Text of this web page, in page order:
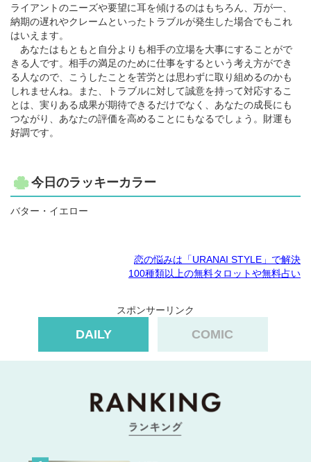
ライアントのニーズや要望に耳を傾けるのはもちろん、万が一、
納期の遅れやクレームといったトラブルが発生した場合でもこれ
はいえます。
あなたはもともと自分よりも相手の立場を大事にすることがで
きる人です。相手の満足のために仕事をするという考え方ができ
る人なので、こうしたことを苦労とは思わずに取り組めるのかも
しれませんね。また、トラブルに対して誠意を持って対応するこ
とは、実りある成果が期待できるだけでなく、あなたの成長にも
つながり、あなたの評価を高めることにもなるでしょう。財運も
好調です。
今日のラッキーカラー
バター・イエロー
恋の悩みは「URANAI STYLE」で解決
100種類以上の無料タロットや無料占い
スポンサーリンク
DAILY COMIC